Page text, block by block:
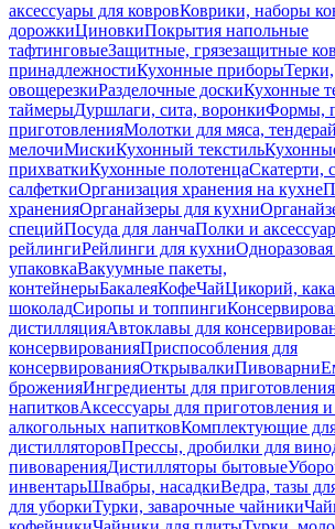
аксессуары для ковровКоврики, наборы
дорожкиЦиновкиПокрытия напольные
тафтинговыеЗащитные, грязезащитные
принадлежностиКухонные приборыТерки,
овощерезкиРазделочные доскиКухонные
таймерыДуршлаги, сита, воронкиФормы,
приготовленияМолотки для мяса,
мелочиМискиКухонный текстиль
прихваткиКухонные полотенцаСкатерти,
салфеткиОрганизация хранения на кухне
храненияОрганайзеры для кухни
специйПосуда для ланчаПолки и
рейлингиРейлинги для кухниОдноразовая
упаковкаВакуумные пакеты,
контейнерыБакалеяКофеЧайЦикорий,
шоколадСиропы и топпинги
дистилляцияАвтоклавы для
консервированияПриспособления для
консервированияОткрывалкиПивоварни
броженияИнгредиенты для
напитковАксессуары для приготовления
алкогольных напитковКомплектующие
дистилляторовПрессы, дробилки для
пивоваренияДистилляторы бытовые
инвентарьШвабры, насадкиВедра, тазы
для уборкиТурки, заварочные чайники